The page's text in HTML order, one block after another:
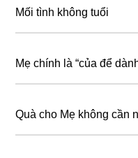
Mối tình không tuổi
Mẹ chính là “của để
Quà cho Mẹ không cần